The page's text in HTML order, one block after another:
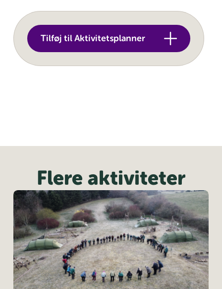
Tilføj til Aktivitetsplanner
Flere aktiviteter